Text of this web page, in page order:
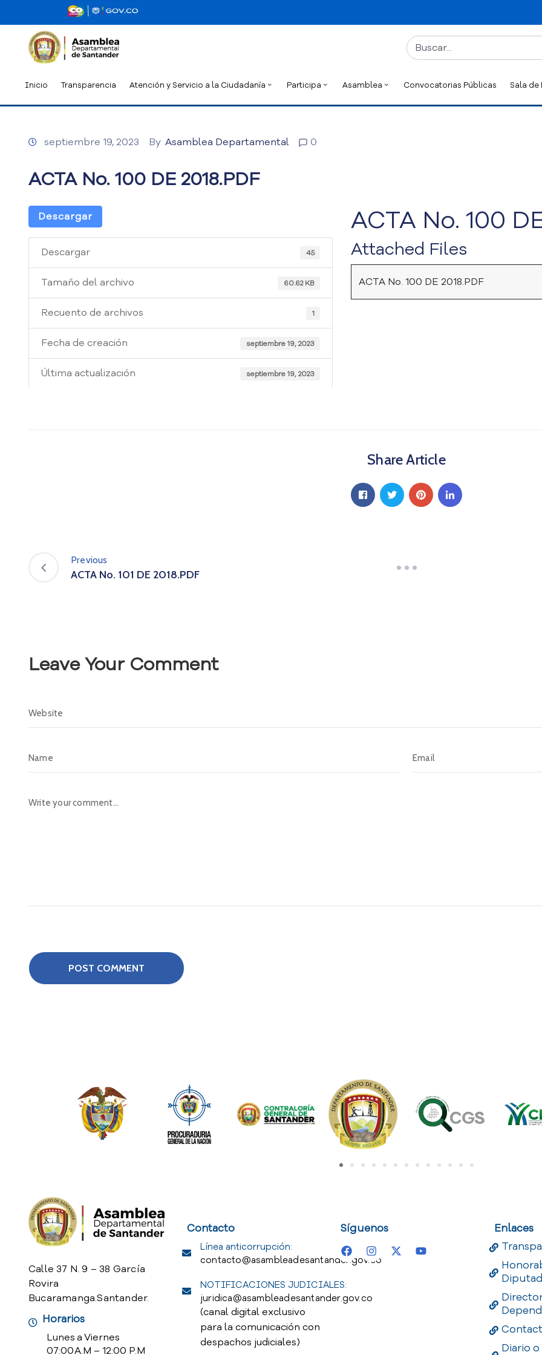
Inicio Transparencia Atención y Servicio a la Ciudadanía Participa Asamblea Convocatorias Públicas Sala de
septiembre 19, 2023 By Asamblea Departamental 0
ACTA No. 100 DE 2018.PDF
Descargar
Descargar 45
Tamaño del archivo 60.62 KB
Recuento de archivos 1
Fecha de creación septiembre 19, 2023
Última actualización septiembre 19, 2023
ACTA No. 100
Attached Files
ACTA No. 100 DE 2018.PDF
Share Article
Previous
ACTA No. 101 DE 2018.PDF
Leave Your Comment
Calle 37 N. 9 – 38 García
Rovira
Bucaramanga.Santander.
Horarios
Lunes a Viernes
07:00 A.M – 12:00 P.M
Contacto
Línea anticorrupción:
contacto@asambleadesantander.gov.co
NOTIFICACIONES JUDICIALES:
juridica@asambleadesantander.gov.co
(canal digital exclusivo
para la comunicación con
despachos judiciales)
Síguenos
Enlaces
Diario